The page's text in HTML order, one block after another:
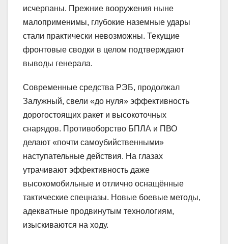
исчерпаны. Прежние вооружения ныне
малоприменимы, глубокие наземные удары
стали практически невозможны. Текущие
фронтовые сводки в целом подтверждают
выводы генерала.
Современные средства РЭБ, продолжал
Залужный, свели «до нуля» эффективность
дорогостоящих ракет и высокоточных
снарядов. Противоборство БПЛА и ПВО
делают «почти самоубийственными»
наступательные действия. На глазах
утрачивают эффективность даже
высокомобильные и отлично оснащённые
тактические спецназы. Новые боевые методы,
адекватные продвинутым технологиям,
изыскиваются на ходу.